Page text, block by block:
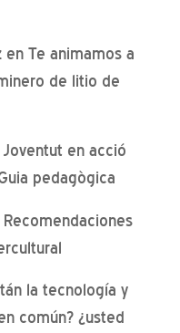
en Te animamos a
de litio de
Joventut en acció
pedagògica
Recomendaciones
la tecnología y
común? ¿usted